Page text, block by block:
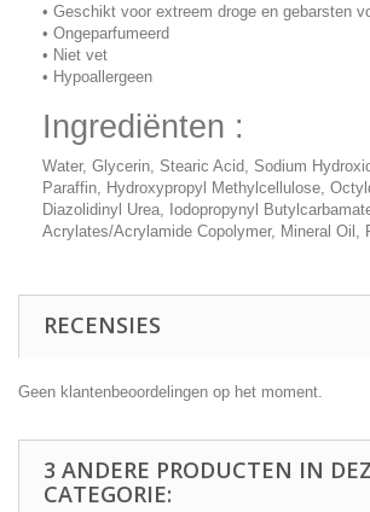
• Geschikt voor extreem droge en gebarsten
• Ongeparfumeerd
• Niet vet
• Hypoallergeen
Ingrediënten :
Water, Glycerin, Stearic Acid, Sodium
Paraffin, Hydroxypropyl Methylcellulose,
Diazolidinyl Urea, Iodopropynyl
Acrylates/Acrylamide Copolymer, Mineral Oil,
RECENSIES
Geen klantenbeoordelingen op het moment.
3 ANDERE PRODUCTEN IN
CATEGORIE: